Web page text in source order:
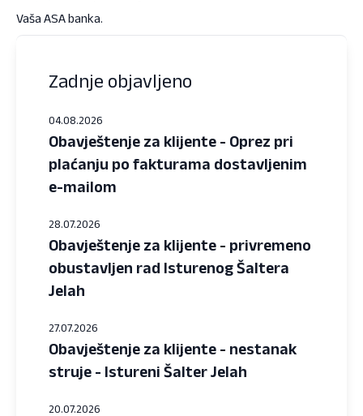
Vaša ASA banka.
Zadnje objavljeno
04.08.2026
Obavještenje za klijente - Oprez pri
plaćanju po fakturama dostavljenim
e-mailom
28.07.2026
Obavještenje za klijente - privremeno
obustavljen rad Isturenog Šaltera
Jelah
27.07.2026
Obavještenje za klijente - nestanak
struje - Istureni Šalter Jelah
20.07.2026